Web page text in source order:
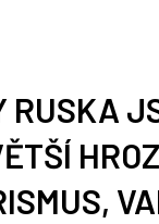
RUSKA